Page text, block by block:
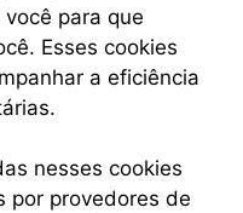
para que
Esses cookies
a eficiência
nesses cookies
por provedores de